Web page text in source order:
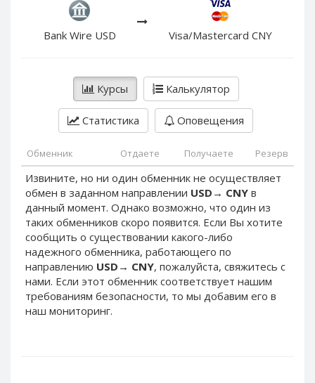
Bank Wire USD Visa/Mastercard CNY
Курсы Калькулятор
Статистика Оповещения
Обменник Отдаете Получаете Резерв
Извините, но ни один обменник не осуществляет
обмен в заданном направлении USD → CNY в
данный момент. Однако возможно, что один из
таких обменников скоро появится. Если Вы хотите
сообщить о существовании какого-либо
надежного обменника, работающего по
направлению USD → CNY, пожалуйста, свяжитесь с
нами. Если этот обменник соответствует нашим
требованиям безопасности, то мы добавим его в
наш мониторинг.
PayPal DKK
PayPal HKD
PayPal NZD
PayPal NOK
PayPal PLN
PayPal SEK
PayPal CHF
PayPal MYR
Webmoney WMZ
Webmoney WMR
Webmoney WME
Webmoney WMU
Webmoney WMK
PayPal DKK
PayPal HKD
PayPal NZD
PayPal NOK
PayPal PLN
PayPal SEK
PayPal CHF
PayPal MYR
Webmoney WMZ
Webmoney WMR
Webmoney WME
Webmoney WMU
Webmoney WMK